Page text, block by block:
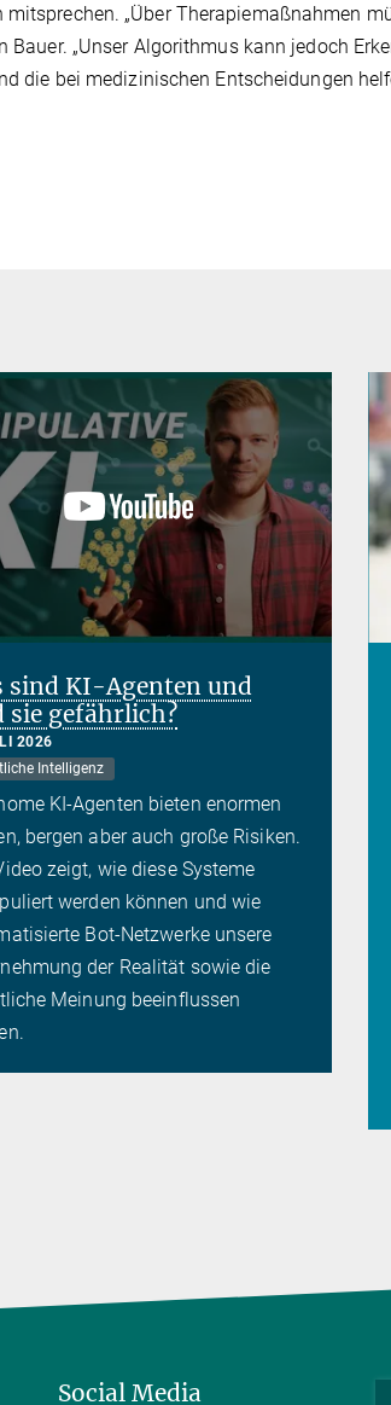
„Über Therapiemaßnahmen
Bauer. „Unser Algorithmus kann jedoch
die bei medizinischen Entscheidungen
sind KI-Agenten und
sie gefährlich?
2026
Intelligenz
KI-Agenten bieten enormen
bergen aber auch große Risiken.
zeigt, wie diese Systeme
werden können und wie
Bot-Netzwerke unsere
der Realität sowie die
Meinung beeinflussen
Social Media